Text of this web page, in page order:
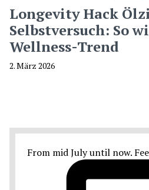
Longevity Hack
Selbstversuch: So
Wellness-Trend
2. März 2026
From mid July until now.